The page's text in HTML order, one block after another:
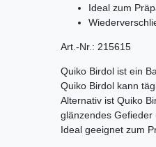
Ideal zum
Art.-Nr.: 215615
Quiko Birdol ist ein
Quiko Birdol kann
Alternativ ist Quiko
glänzendes Gefieder
Ideal geeignet zum